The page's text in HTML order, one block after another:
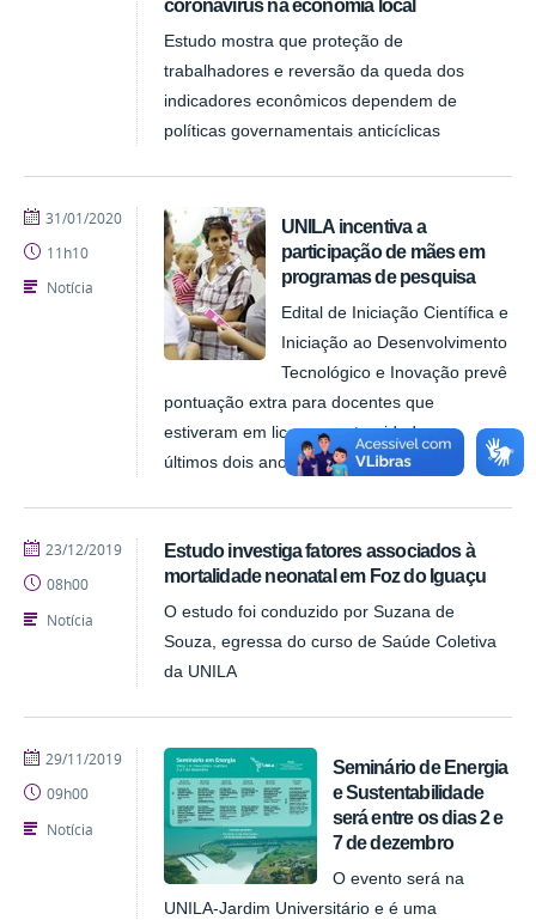
Estudo mostra que proteção de
trabalhadores e reversão da queda dos
indicadores econômicos dependem de
políticas governamentais anticíclicas
UNILA incentiva a
participação de mães em
programas de pesquisa
Edital de Iniciação Científica e
Iniciação ao Desenvolvimento
Tecnológico e Inovação prevê
pontuação extra para docentes que
estiveram em licença-maternidade nos
últimos dois anos
publicado
31/01/2020
11h10
Notícia
Estudo investiga fatores associados à
mortalidade neonatal em Foz do Iguaçu
O estudo foi conduzido por Suzana de
Souza, egressa do curso de Saúde Coletiva
da UNILA
publicado
23/12/2019
08h00
Notícia
Seminário de Energia
e Sustentabilidade
será entre os dias 2 e
7 de dezembro
O evento será na
UNILA-Jardim Universitário e é uma
publicado
29/11/2019
09h00
Notícia